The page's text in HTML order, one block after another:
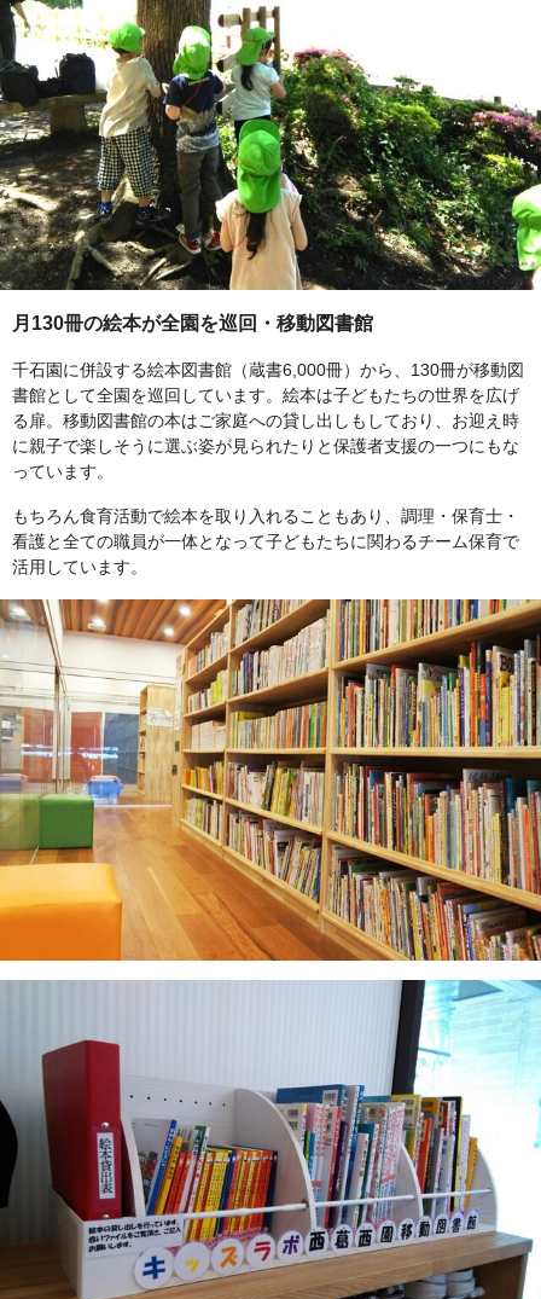
月130冊の絵本が全園を巡回・移動図書館
千石園に併設する絵本図書館（蔵書6,000冊）から、130冊が移動図
書館として全園を巡回しています。絵本は子どもたちの世界を広げ
る扉。移動図書館の本はご家庭への貸し出しもしており、お迎え時
に親子で楽しそうに選ぶ姿が見られたりと保護者支援の一つにもな
っています。
もちろん食育活動で絵本を取り入れることもあり、調理・保育士・
看護と全ての職員が一体となって子どもたちに関わるチーム保育で
活用しています。